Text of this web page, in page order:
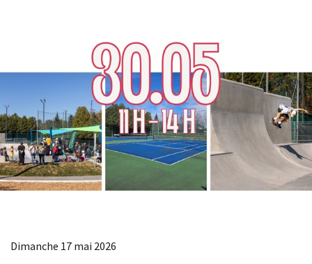
Dimanche 17 mai 2026